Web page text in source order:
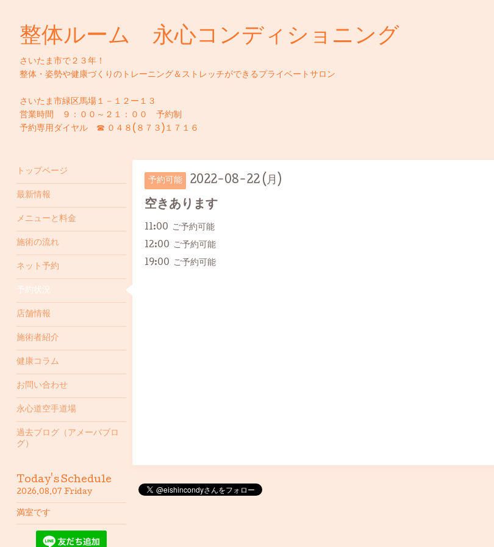
整体ルーム 永心コンディショニング
さいたま市で２３年！
整体・姿勢や健康づくりのトレーニング＆ストレッチができるプライベートサロン
さいたま市緑区馬場１－１２ー１３
営業時間 ９：００～２１：００ 予約制
予約専用ダイヤル ☎ ０４８(８７３)１７１６
予約可能 2022-08-22 (月)
空きあります
11:00 ご予約可能
12:00 ご予約可能
19:00 ご予約可能
トップページ
最新情報
メニューと料金
施術の流れ
ネット予約
予約状況
店舗情報
施術者紹介
健康コラム
お問い合わせ
永心道空手道場
過去ブログ（アメーバブロ
グ）
Today's Schedule
2026.08.07 Friday
満室です